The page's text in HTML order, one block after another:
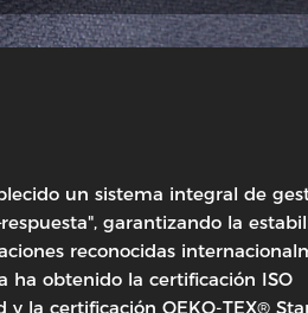
un sistema integral de
garantizando la
reconocidas
ha obtenido la certificación ISO
la certificación OEKO-TEX®